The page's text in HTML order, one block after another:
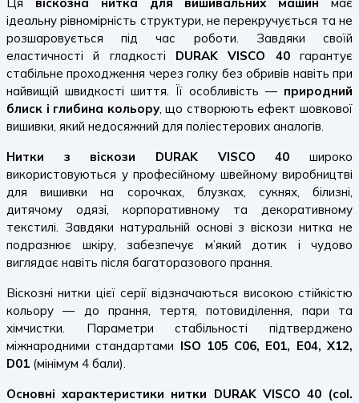
ідеальну рівномірність структури, не перекручується та не
розшаровується під час роботи. Завдяки своїй
еластичності й гладкості DURAK VISCO 40гарантує
стабільне проходження через голку без обривів навіть при
найвищій швидкості шиття. Її особливість — природний
блиск і глибина кольору, що створюють ефект шовкової
вишивки, який недосяжний для поліестерових аналогів.
Нитки з віскози DURAK VISCO 40 широко
використовуються у професійному швейному виробництві
для вишивки на сорочках, блузках, сукнях, білизні,
дитячому одязі, корпоративному та декоративному
текстилі. Завдяки натуральній основі з віскози нитка не
подразнює шкіру, забезпечує м’який дотик і чудово
виглядає навіть після багаторазового прання.
Віскозні нитки цієї серії відзначаються високою стійкістю
кольору — до прання, тертя, потовиділення, пари та
хімчистки. Параметри стабільності підтверджено
міжнародними стандартами ISO 105 C06, E01, E04, X12,
D01 (мінімум 4 бали).
Основні характеристики нитки DURAK VISCO 40 (col.